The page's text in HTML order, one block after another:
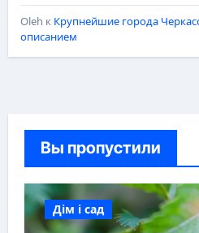
Oleh к Крупнейшие города
описанием
Вы пропустили
Дім і сад